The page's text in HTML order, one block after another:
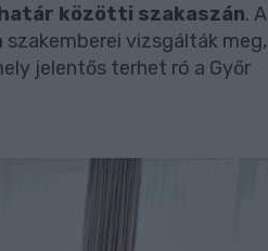
közötti szakaszán. A
szakemberei vizsgálták meg,
jelentős terhet ró a Győr